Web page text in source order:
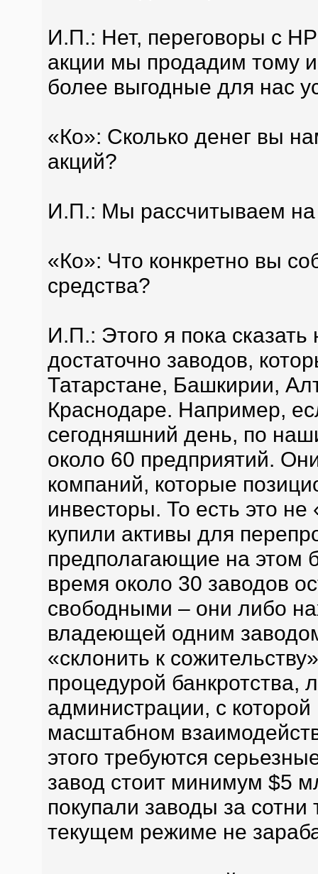
И.П.: Нет, переговоры с
акции мы продадим тому
более выгодные для нас
«Ко»: Сколько денег вы
акций?
И.П.: Мы рассчитываем
«Ко»: Что конкретно вы
средства?
И.П.: Этого я пока
достаточно заводов,
Татарстане, Башкирии,
Краснодаре. Например,
сегодняшний день, по
около 60 предприятий.
компаний, которые
инвесторы. То есть это
купили активы для
предполагающие на этом
время около 30 заводов
свободными – они либо
владеющей одним
«склонить к
процедурой банкротства,
администрации, с
масштабном
этого требуются
завод стоит минимум $5
покупали заводы за
текущем режиме не